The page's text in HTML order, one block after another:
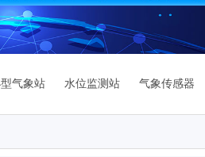
气象站 水位监测站 气象传感器